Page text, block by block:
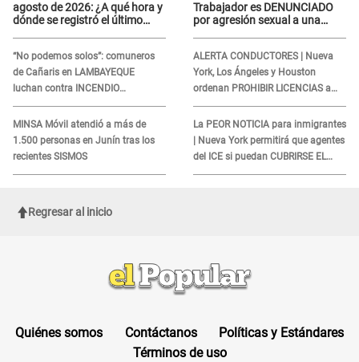
agosto de 2026: ¿A qué hora y
dónde se registró el último
“No podemos solos”: comuneros
de Cañaris en LAMBAYEQUE
luchan contra INCENDIO
FORESTAL que sigue avanzando
MINSA Móvil atendió a más de
1.500 personas en Junín tras los
recientes SISMOS
Trabajador es DENUNCIADO
por agresión sexual a una
ALERTA CONDUCTORES | Nueva
York, Los Ángeles y Houston
ordenan PROHIBIR LICENCIAS a
quienes no presenten ESTE
DOCUMENTO
La PEOR NOTICIA para inmigrantes
| Nueva York permitirá que agentes
del ICE si puedan CUBRIRSE EL
ROSTRO
Regresar al inicio
Quiénes somos Contáctanos
Políticas y Estándares
Términos de uso